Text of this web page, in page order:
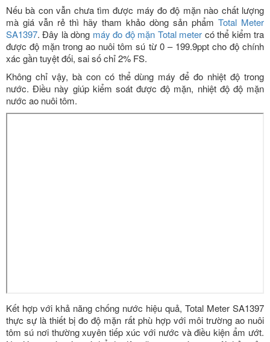
Nếu bà con vẫn chưa tìm được máy đo độ mặn nào chất lượng
mà giá vẫn rẻ thì hãy tham khảo dòng sản phẩm Total Meter
SA1397. Đây là dòng máy đo độ mặn Total meter có thể kiểm tra
được độ mặn trong ao nuôi tôm sú từ 0 – 199.9ppt cho độ chính
xác gần tuyệt đối, sai số chỉ 2% FS.
Không chỉ vậy, bà con có thể dùng máy để đo nhiệt độ trong
nước. Điều này giúp kiểm soát được độ mặn, nhiệt độ độ mặn
nước ao nuôi tôm.
Kết hợp với khả năng chống nước hiệu quả, Total Meter SA1397
thực sự là thiết bị đo độ mặn rất phù hợp với môi trường ao nuôi
tôm sú nơi thường xuyên tiếp xúc với nước và điều kiện ẩm ướt.